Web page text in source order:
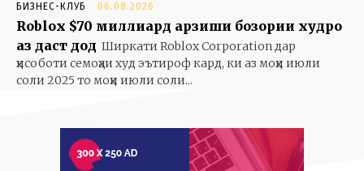
БИЗНЕС-КЛУБ 06.08.2026
Roblox $70 миллиард арзиши бозории худро
аз даст дод Ширкати Roblox Corporation дар
ҳисоботи семоҳаи худ эътироф кард, ки аз моҳи июли
соли 2025 то моҳи июли соли...